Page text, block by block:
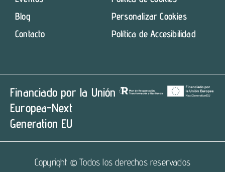
Blog
Contacto
Personalizar Cookies
Política de Accesibilidad
Financiado por la Unión
Europea-Next
Generation EU
Copyright © Todos los derechos reservados